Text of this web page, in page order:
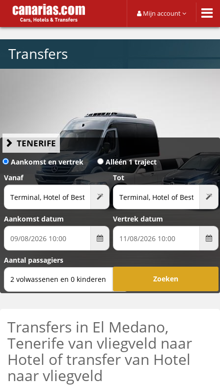
Mijn account
Transfers
TENERIFE
Aankomst en vertrek
Alléén 1 traject
Vanaf
Tot
Aankomst datum Vertrek datum
Aantal passagiers
2 volwassenen en 0 kinderen
Transfers in El Medano,
Tenerife van vliegveld naar
Hotel of transfer van Hotel
naar vliegveld